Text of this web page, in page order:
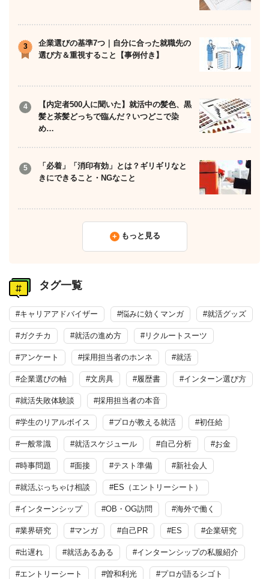
企業選びの基準7つ｜自分に合った就職先の
選び方＆重視すること【事例付き】
【内定者500人に聞いた】就活中の髪色、黒
髪と茶髪どっちで臨んだ？いつどこで染
め…
「必着」「消印有効」とは？ギリギリなと
きにできること・NGなこと
もっと見る
タグ一覧
#キャリアアドバイザー #悩みに効くマンガ #就活グッズ
#ガクチカ #就活の進め方 #リクルートスーツ
#アンケート #採用担当者のホンネ #就活
#企業選びの軸 #文房具 #履歴書 #インターン選び方
#就活失敗体験談 #採用担当者の本音
#学生のリアルボイス #プロが教える就活 #初任給
#一般常識 #就活スケジュール #自己分析 #お金
#時事問題 #面接 #テスト準備 #新社会人
#就活ぶっちゃけ相談 #ES（エントリーシート）
#インターンシップ #OB・OG訪問 #海外で働く
#業界研究 #マンガ #自己PR #ES #企業研究
#出遅れ #就活あるある #インターンシップの私服紹介
#エントリーシート #曽和利光 #プロが語るシゴト